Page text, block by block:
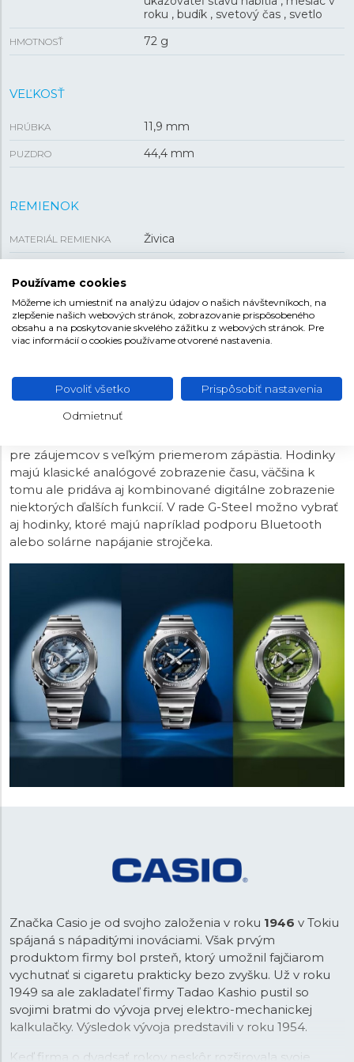
roku , budík , svetový čas , svetlo
HMOTNOSŤ 72 g
VEĽKOSŤ
HRÚBKA 11,9 mm
PUZDRO 44,4 mm
REMIENOK
MATERIÁL REMIENKA Živica
Pod označením G-Steel nájdeme odolné modely s
kruhovým oceľovým puzdrom a bohatou ponukou
funkcií. Typická je tu veľkosť puzdra zhruba od 50
pre záujemcov s veľkým priemerom zápästia. Hodinky
majú klasické analógové zobrazenie času, väčšina k
tomu ale pridáva aj kombinované digitálne zobrazenie
niektorých ďalších funkcií. V rade G-Steel možno vybrať
aj hodinky, ktoré majú napríklad podporu Bluetooth
alebo solárne napájanie strojčeka.
Značka Casio je od svojho založenia v roku 1946 v Tokiu
spájaná s nápaditými inováciami. Však prvým
produktom firmy bol prsteň, ktorý umožnil fajčiarom
vychutnať si cigaretu prakticky bezo zvyšku. Už v roku
1949 sa ale zakladateľ firmy Tadao Kashio pustil so
svojimi bratmi do vývoja prvej elektro-mechanickej
kalkulačky. Výsledok vývoja predstavili v roku 1954.
Keď firma o dvadsať rokov neskôr rozširovala svoje
Používame cookies
Môžeme ich umiestniť na analýzu údajov o našich návštevníkoch, na
zlepšenie našich webových stránok, zobrazovanie prispôsobeného
obsahu a na poskytovanie skvelého zážitku z webových stránok. Pre
viac informácií o cookies používame otvorené nastavenia.
Povoliť všetko Prispôsobiť nastavenia
Odmietnuť